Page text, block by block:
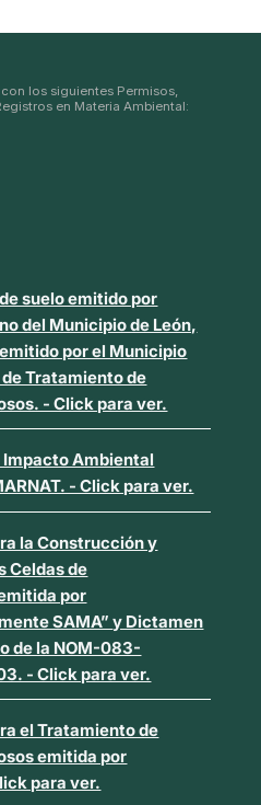
los siguientes Permisos,
en Materia Ambiental:
suelo emitido por
del Municipio de León,
por el Municipio
Tratamiento de
- Click para ver.
Ambiental
- Click para ver.
la Construcción y
Celdas de
por
SAMA”y Dictamen
de la NOM-083-
- Click para ver.
el Tratamiento de
emitida por
para ver.